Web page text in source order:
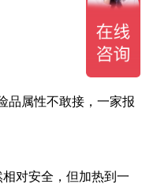
品属性不敢接，一家报
对安全，但加热到一